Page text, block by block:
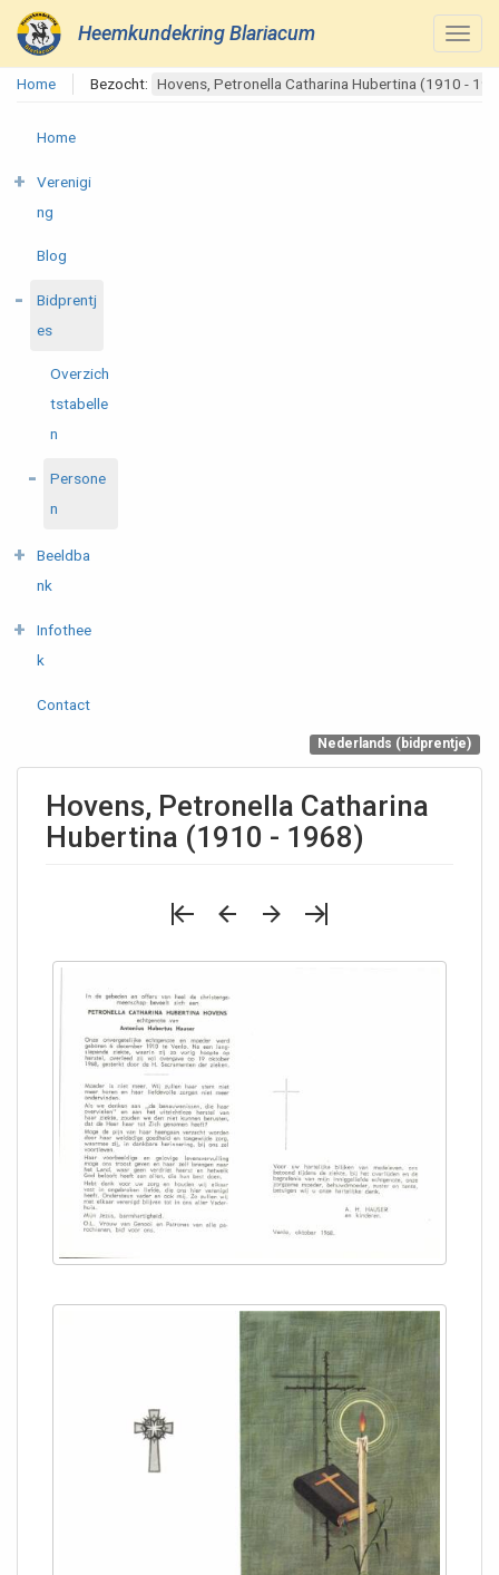
Heemkundekring Blariacum
Home Bezocht: Hovens, Petronella Catharina Hubertina (1910 -
Home
Verenigi
ng
Blog
Bidprentj
es
Overzich
tstabelle
n
Persone
n
Beeldba
nk
Infothee
k
Contact
Nederlands (bidprentje)
Hovens, Petronella Catharina
Hubertina (1910 - 1968)